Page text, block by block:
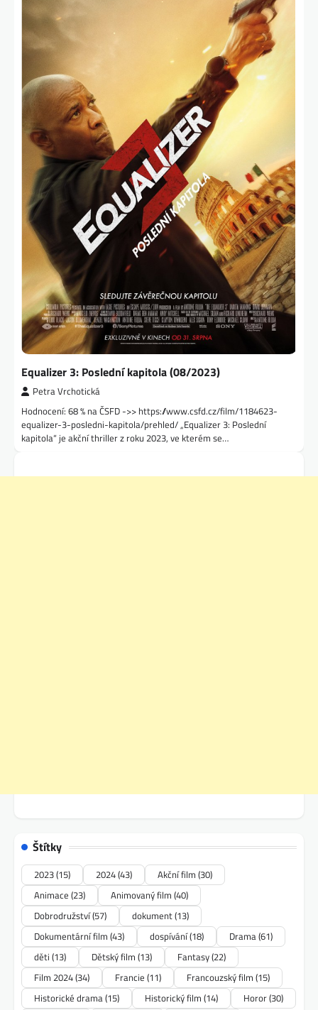
Equalizer 3: Poslední kapitola (08/2023)
Petra Vrchotická
Hodnocení: 68 % na ČSFD ->> https://www.csfd.cz/film/1184623-
equalizer-3-posledni-kapitola/prehled/ „Equalizer 3: Poslední
kapitola“ je akční thriller z roku 2023, ve kterém se…
Štítky
2023(15) 2024(43) Akční film (30)
Animace (23) Animovaný film (40)
Dobrodružství(57) dokument(13)
Dokumentární film (43) dospívání(18) Drama(61)
děti (13) Dětský film (13) Fantasy(22)
Film 2024(34) Francie (11) Francouzský film (15)
Historické drama(15) Historický film (14) Horor(30)